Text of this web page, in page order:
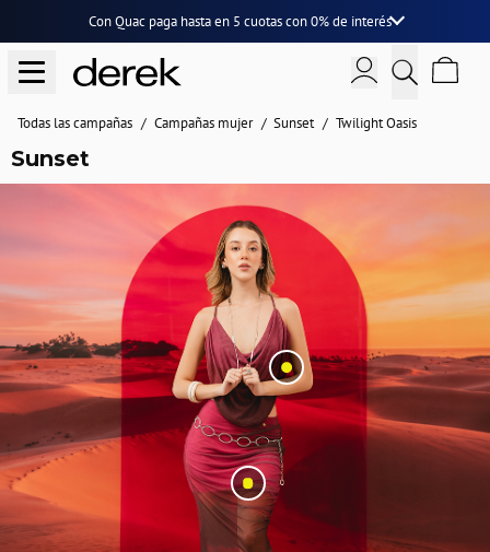
Con Quac paga hasta en 5 cuotascon0% de interés
Todas las campañas Campañas mujer Sunset Twilight Oasis
Sunset